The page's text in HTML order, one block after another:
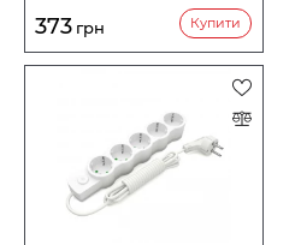
373 грн Купити